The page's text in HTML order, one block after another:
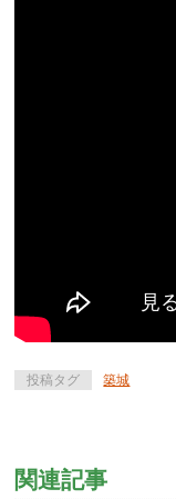
投稿タグ 築城
関連記事